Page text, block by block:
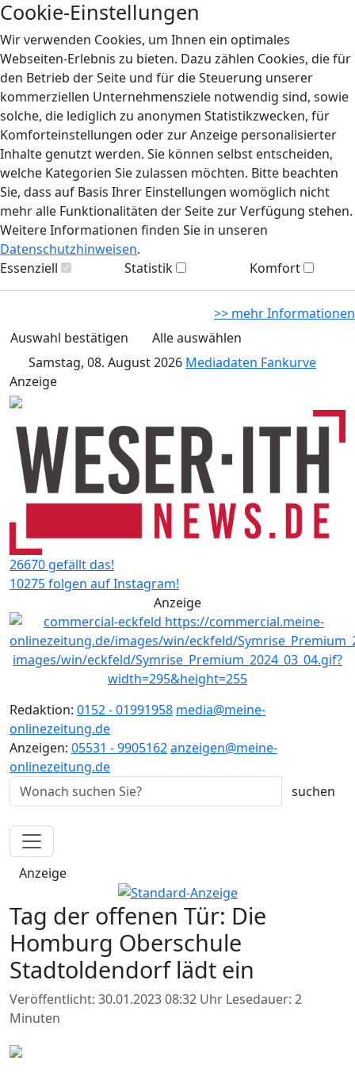
Cookie-Einstellungen
Wir verwenden Cookies, um Ihnen ein optimales
Webseiten-Erlebnis zu bieten. Dazu zählen Cookies, die für
den Betrieb der Seite und für die Steuerung unserer
kommerziellen Unternehmensziele notwendig sind, sowie
solche, die lediglich zu anonymen Statistikzwecken, für
Komforteinstellungen oder zur Anzeige personalisierter
Inhalte genutzt werden. Sie können selbst entscheiden,
welche Kategorien Sie zulassen möchten. Bitte beachten
Sie, dass auf Basis Ihrer Einstellungen womöglich nicht
mehr alle Funktionalitäten der Seite zur Verfügung stehen.
Weitere Informationen finden Sie in unseren
Datenschutzhinweisen.
Essenziell
Statistik Komfort
>> mehr Informationen
Auswahl bestätigen
Alle auswählen
Samstag, 08. August 2026 Mediadaten Fankurve
Anzeige
26670 gefällt das!
10275 folgen auf Instagram!
Anzeige
Redaktion: 0152 - 01991958 media@meine-
onlinezeitung.de
Anzeigen: 05531 - 9905162anzeigen@meine-
onlinezeitung.de
Anzeige
Tag der offenen Tür: Die
Homburg Oberschule
Stadtoldendorf lädt ein
Veröffentlicht: 30.01.2023 08:32 Uhr Lesedauer: 2
Minuten